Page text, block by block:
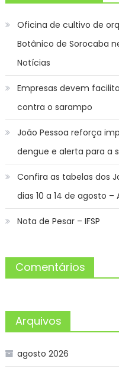
Oficina de cultivo de
Botânico de Sorocaba
Notícias
Empresas devem
contra o sarampo
João Pessoa reforça
dengue e alerta para a
Confira as tabelas dos
dias 10 a 14 de agosto
Nota de Pesar – IFSP
Comentários
Arquivos
agosto 2026